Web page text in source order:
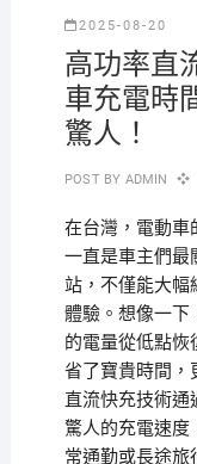
2025-08-20
高功率直
車充電時
驚人！
POST BY ADMIN
在台灣，電動車
一直是車主們最
站，不僅能大幅
體驗。想像一下
的電量從低點恢
省了寶貴時間，
直流快充技術通
驚人的充電速度
常通勤或長途旅